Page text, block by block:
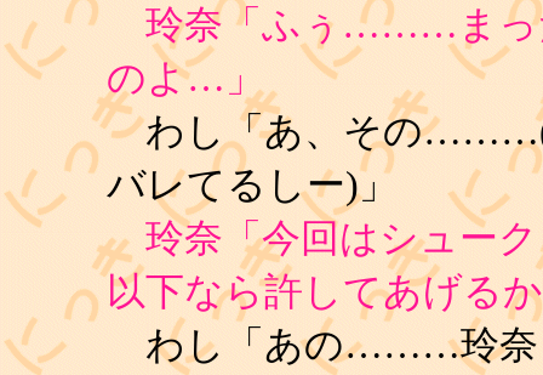
玲奈「ふぅ………まっ
のよ…」
わし「あ、その………(
バレてるしー)」
玲奈「今回はシューク
以下なら許してあげる
わし「あの………玲奈